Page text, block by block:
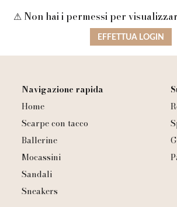
⚠ Non hai i permessi per
EFFETTUA LOGIN
Navigazione rapida
Home
Scarpe con tacco
Ballerine
Mocassini
Sandali
Sneakers